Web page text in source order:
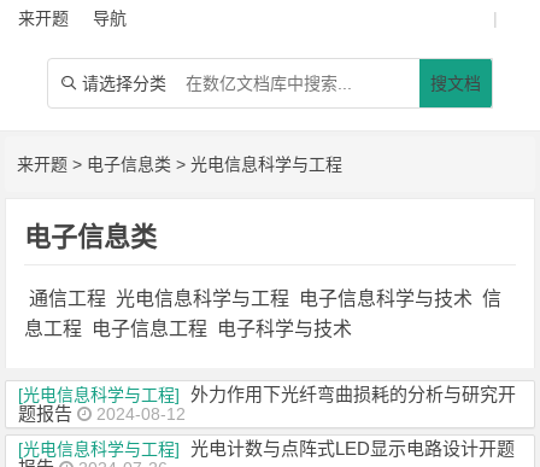
来开题 导航 |
 请选择分类 搜文档
来开题 > 电子信息类 >光电信息科学与工程
电子信息类
通信工程 光电信息科学与工程 电子信息科学与技术 信
息工程
电子信息工程 电子科学与技术
[光电信息科学与工程]
外力作用下光纤弯曲损耗的分析与研究开
题报告
2024-08-12
[光电信息科学与工程]
光电计数与点阵式LED显示电路设计开题